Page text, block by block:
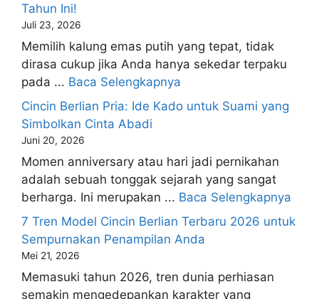
Tahun Ini!
Juli 23, 2026
Memilih kalung emas putih yang tepat, tidak
dirasa cukup jika Anda hanya sekedar terpaku
pada ... Baca Selengkapnya
Cincin Berlian Pria: Ide Kado untuk Suami yang
Simbolkan Cinta Abadi
Juni 20, 2026
Momen anniversary atau hari jadi pernikahan
adalah sebuah tonggak sejarah yang sangat
berharga. Ini merupakan ... Baca Selengkapnya
7 Tren Model Cincin Berlian Terbaru 2026 untuk
Sempurnakan Penampilan Anda
Mei 21, 2026
Memasuki tahun 2026, tren dunia perhiasan
semakin mengedepankan karakter yang